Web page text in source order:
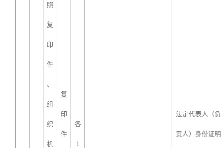
照
复
印
件
、
组
织
机
复
印
件
各
1
法定代表人（负
责人）身份证明